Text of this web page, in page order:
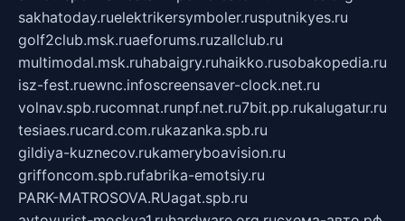
sakhatoday.ruelektrikersymboler.rusputnikyes.ru
golf2club.msk.ruaeforums.ruzallclub.ru
multimodal.msk.ruhabaigry.ruhaikko.rusobakopedia.ru
isz-fest.ruewnc.infoscreensaver-clock.net.ru
volnav.spb.rucomnat.runpf.net.ru7bit.pp.rukalugatur.ru
tesiaes.rucard.com.rukazanka.spb.ru
gildiya-kuznecov.rukameryboavision.ru
griffoncom.spb.rufabrika-emotsiy.ru
PARK-MATROSOVA.RUagat.spb.ru